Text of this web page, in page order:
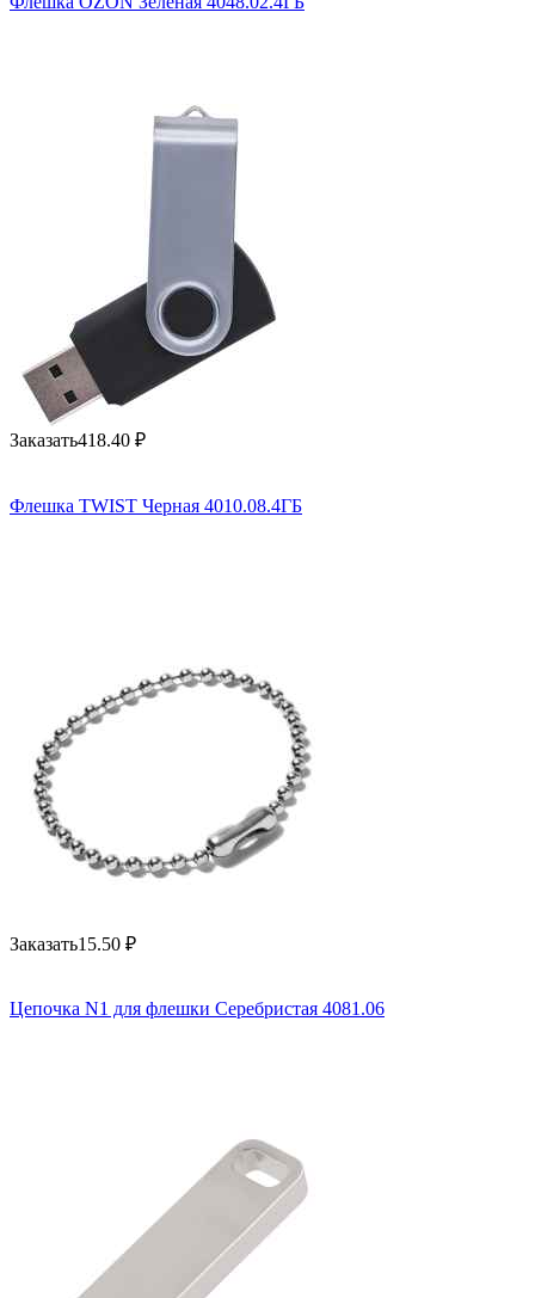
Заказать418.40 ₽
Флешка TWIST Черная 4010.08.4ГБ
Заказать15.50 ₽
Цепочка N1 для флешки Серебристая 4081.06